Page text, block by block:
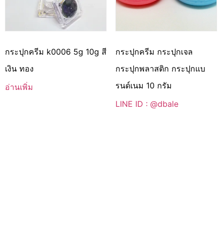
กระปุกครีม k0006 5g 10g สี
เงิน ทอง
อ่านเพิ่ม
กระปุกครีม กระปุกเจล
กระปุกพลาสติก กระปุกแบ
รนด์เนม 10 กรัม
LINE ID : @dbale